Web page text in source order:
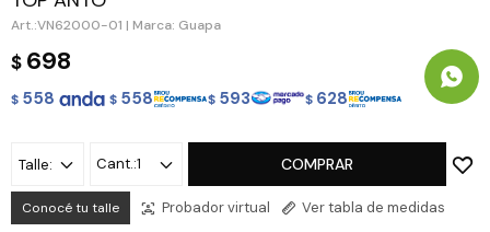
VN62000-01 | Marca: Guapa
$ 698
$ 558 $ 558 $ 593 $ 628
Talle:
Conocé tu talle Probador virtual Ver tabla de medidas
1 COMPRAR
Fenicio